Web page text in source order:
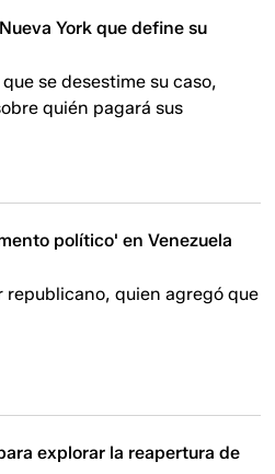
York que define su
se desestime su caso,
quién pagará sus
político' en Venezuela
quien agregó que
explorar la reapertura de